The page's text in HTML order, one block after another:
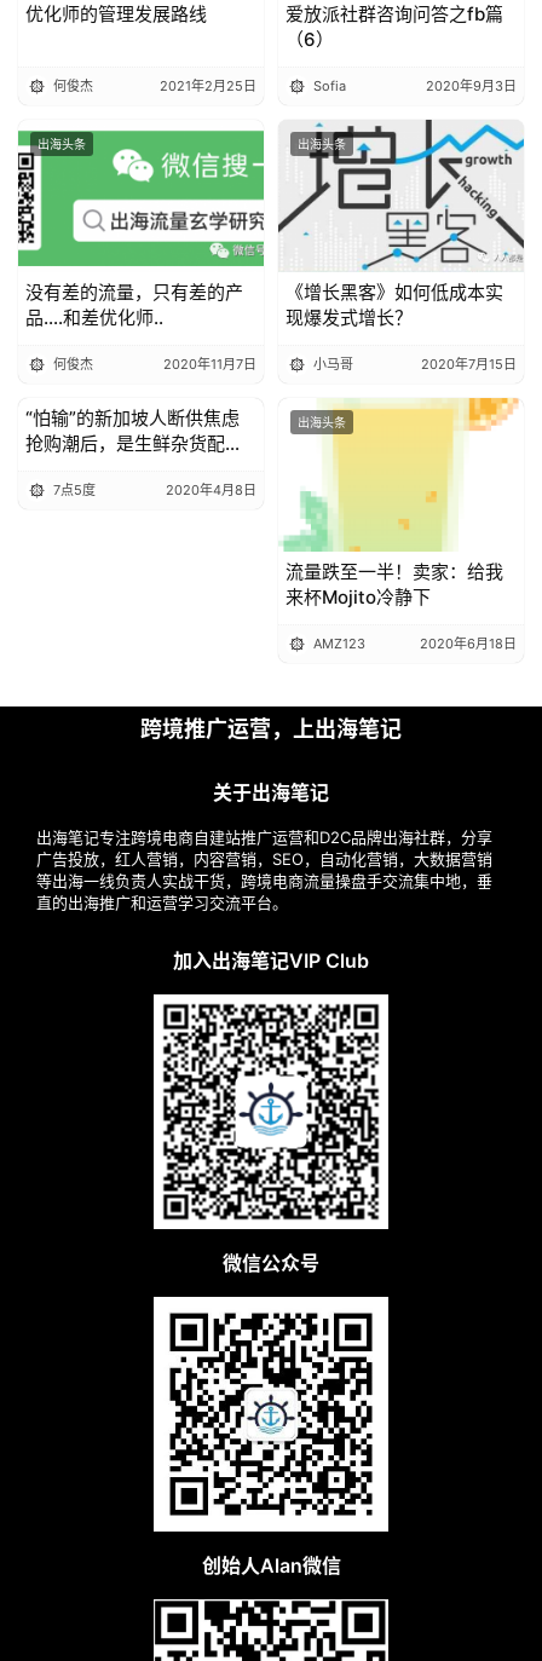
优化师的管理发展路线
何俊杰 2021年2月25日
爱放派社群咨询问答之fb篇
（6）
Sofia 2020年9月3日
出海头条
没有差的流量，只有差的产
品….和差优化师..
何俊杰 2020年11月7日
出海头条
《增长黑客》如何低成本实
现爆发式增长？
小马哥 2020年7月15日
出海头条
“怕输”的新加坡人断供焦虑
抢购潮后，是生鲜杂货配送
7点5度 2020年4月8日
出海头条
流量跌至一半！卖家：给我
来杯Mojito冷静下
AMZ123 2020年6月18日
跨境推广运营，上出海笔记
关于出海笔记
出海笔记专注跨境电商自建站推广运营和D2C品牌出海社群，分享
广告投放，红人营销，内容营销，SEO，自动化营销，大数据营销
等出海一线负责人实战干货，跨境电商流量操盘手交流集中地，垂
直的出海推广和运营学习交流平台。
加入出海笔记VIP Club
微信公众号
创始人Alan微信